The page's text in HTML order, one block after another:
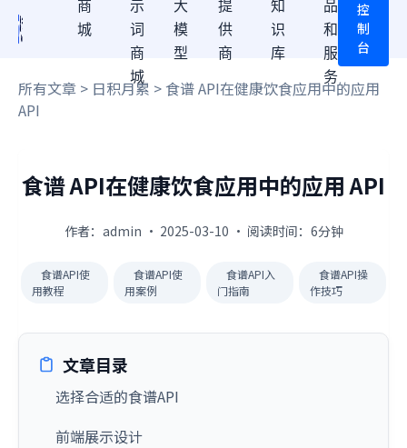
商
城
示
词
商
城
大
模
型
提
供
商
知
识
库
品
和
服
务
控
制
台
所有文章 > 日积月累 > 食谱 API在健康饮食应用中的应用
API
食谱 API在健康饮食应用中的应用 API
作者：admin · 2025-03-10 · 阅读时间：6分钟
食谱API使
用教程
食谱API使
用案例
食谱API入
门指南
食谱API操
作技巧
文章目录
选择合适的食谱API
前端展示设计